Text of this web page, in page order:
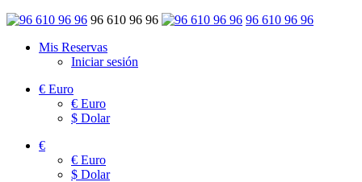
96 610 96 96
96 610 96 96
Mis Reservas
Iniciar sesión
€ Euro
€ Euro
$ Dolar
€
€ Euro
$ Dolar